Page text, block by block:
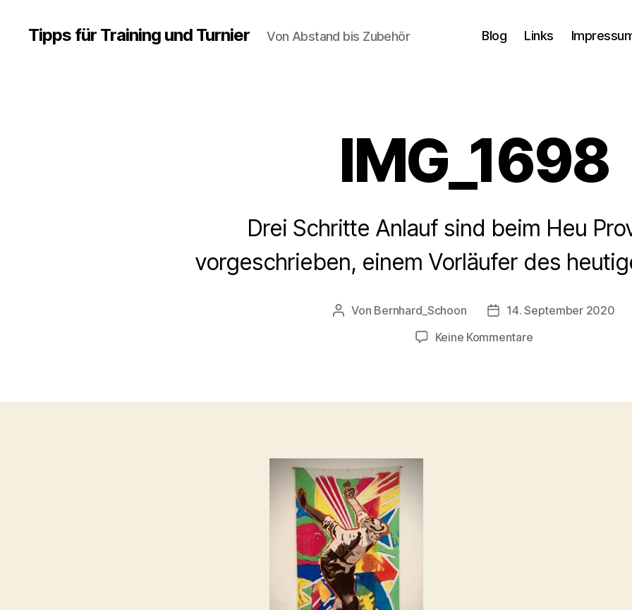
Tipps für Training und Turnier Von Abstand bis Zubehör Blog Links
IMG_1698
Drei Schritte Anlauf sind beim Heu
vorgeschrieben, einem Vorläufer des
Beitragsautor
Von Bernhard_Schoon Veröffentlichungsdatum
14. September 2020
Keine Kommentarezu